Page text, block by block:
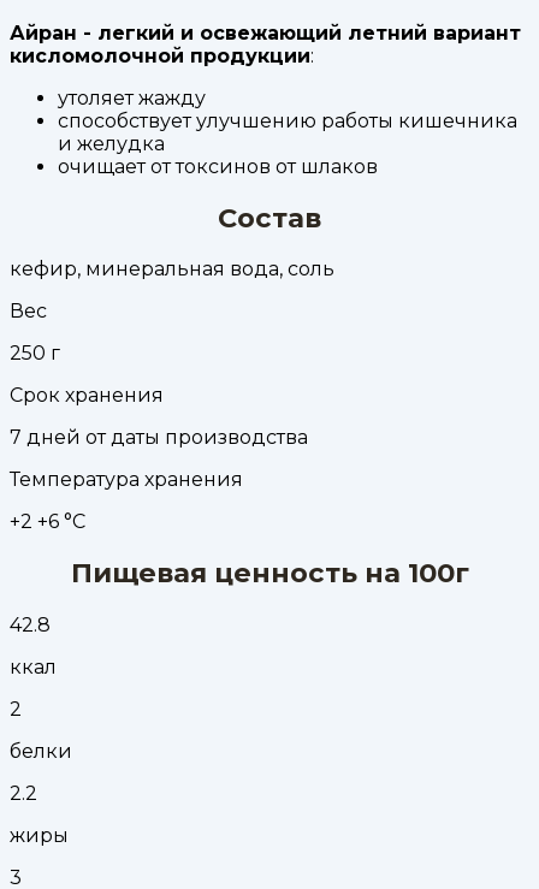
Айран - легкий и освежающий летний вариант
кисломолочной продукции:
утоляет жажду
способствует улучшению работы кишечника
и желудка
очищает от токсинов от шлаков
Состав
кефир, минеральная вода, соль
Вес
250 г
Срок хранения
7 дней от даты производства
Температура хранения
+2 +6 °С
Пищевая ценность на 100г
42.8
ккал
2
белки
2.2
жиры
3